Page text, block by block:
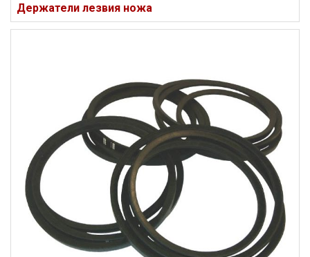
Держатели лезвия ножа